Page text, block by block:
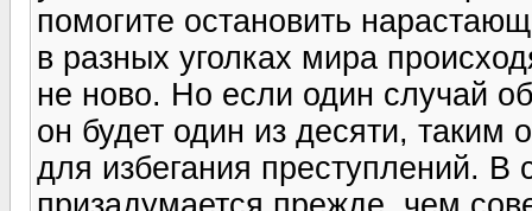
помогите остановить
в разных уголках мира
не ново. Но если один случай
он будет один из десяти, таким
для избегания преступлений. В